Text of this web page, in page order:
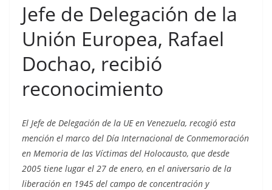
Jefe de Delegación de la
Unión Europea, Rafael
Dochao, recibió
reconocimiento
El Jefe de Delegación de la UE en Venezuela, recogió esta
mención el marco del Día Internacional de Conmemoración
en Memoria de las Víctimas del Holocausto, que desde
2005 tiene lugar el 27 de enero, en el aniversario de la
liberación en 1945 del campo de concentración y